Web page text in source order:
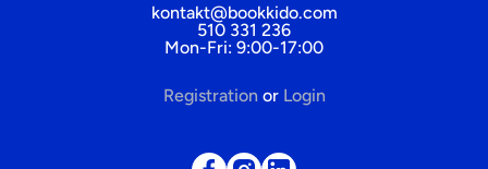
kontakt@bookkido.com
510 331 236
Mon-Fri: 9:00-17:00
Registration or Login